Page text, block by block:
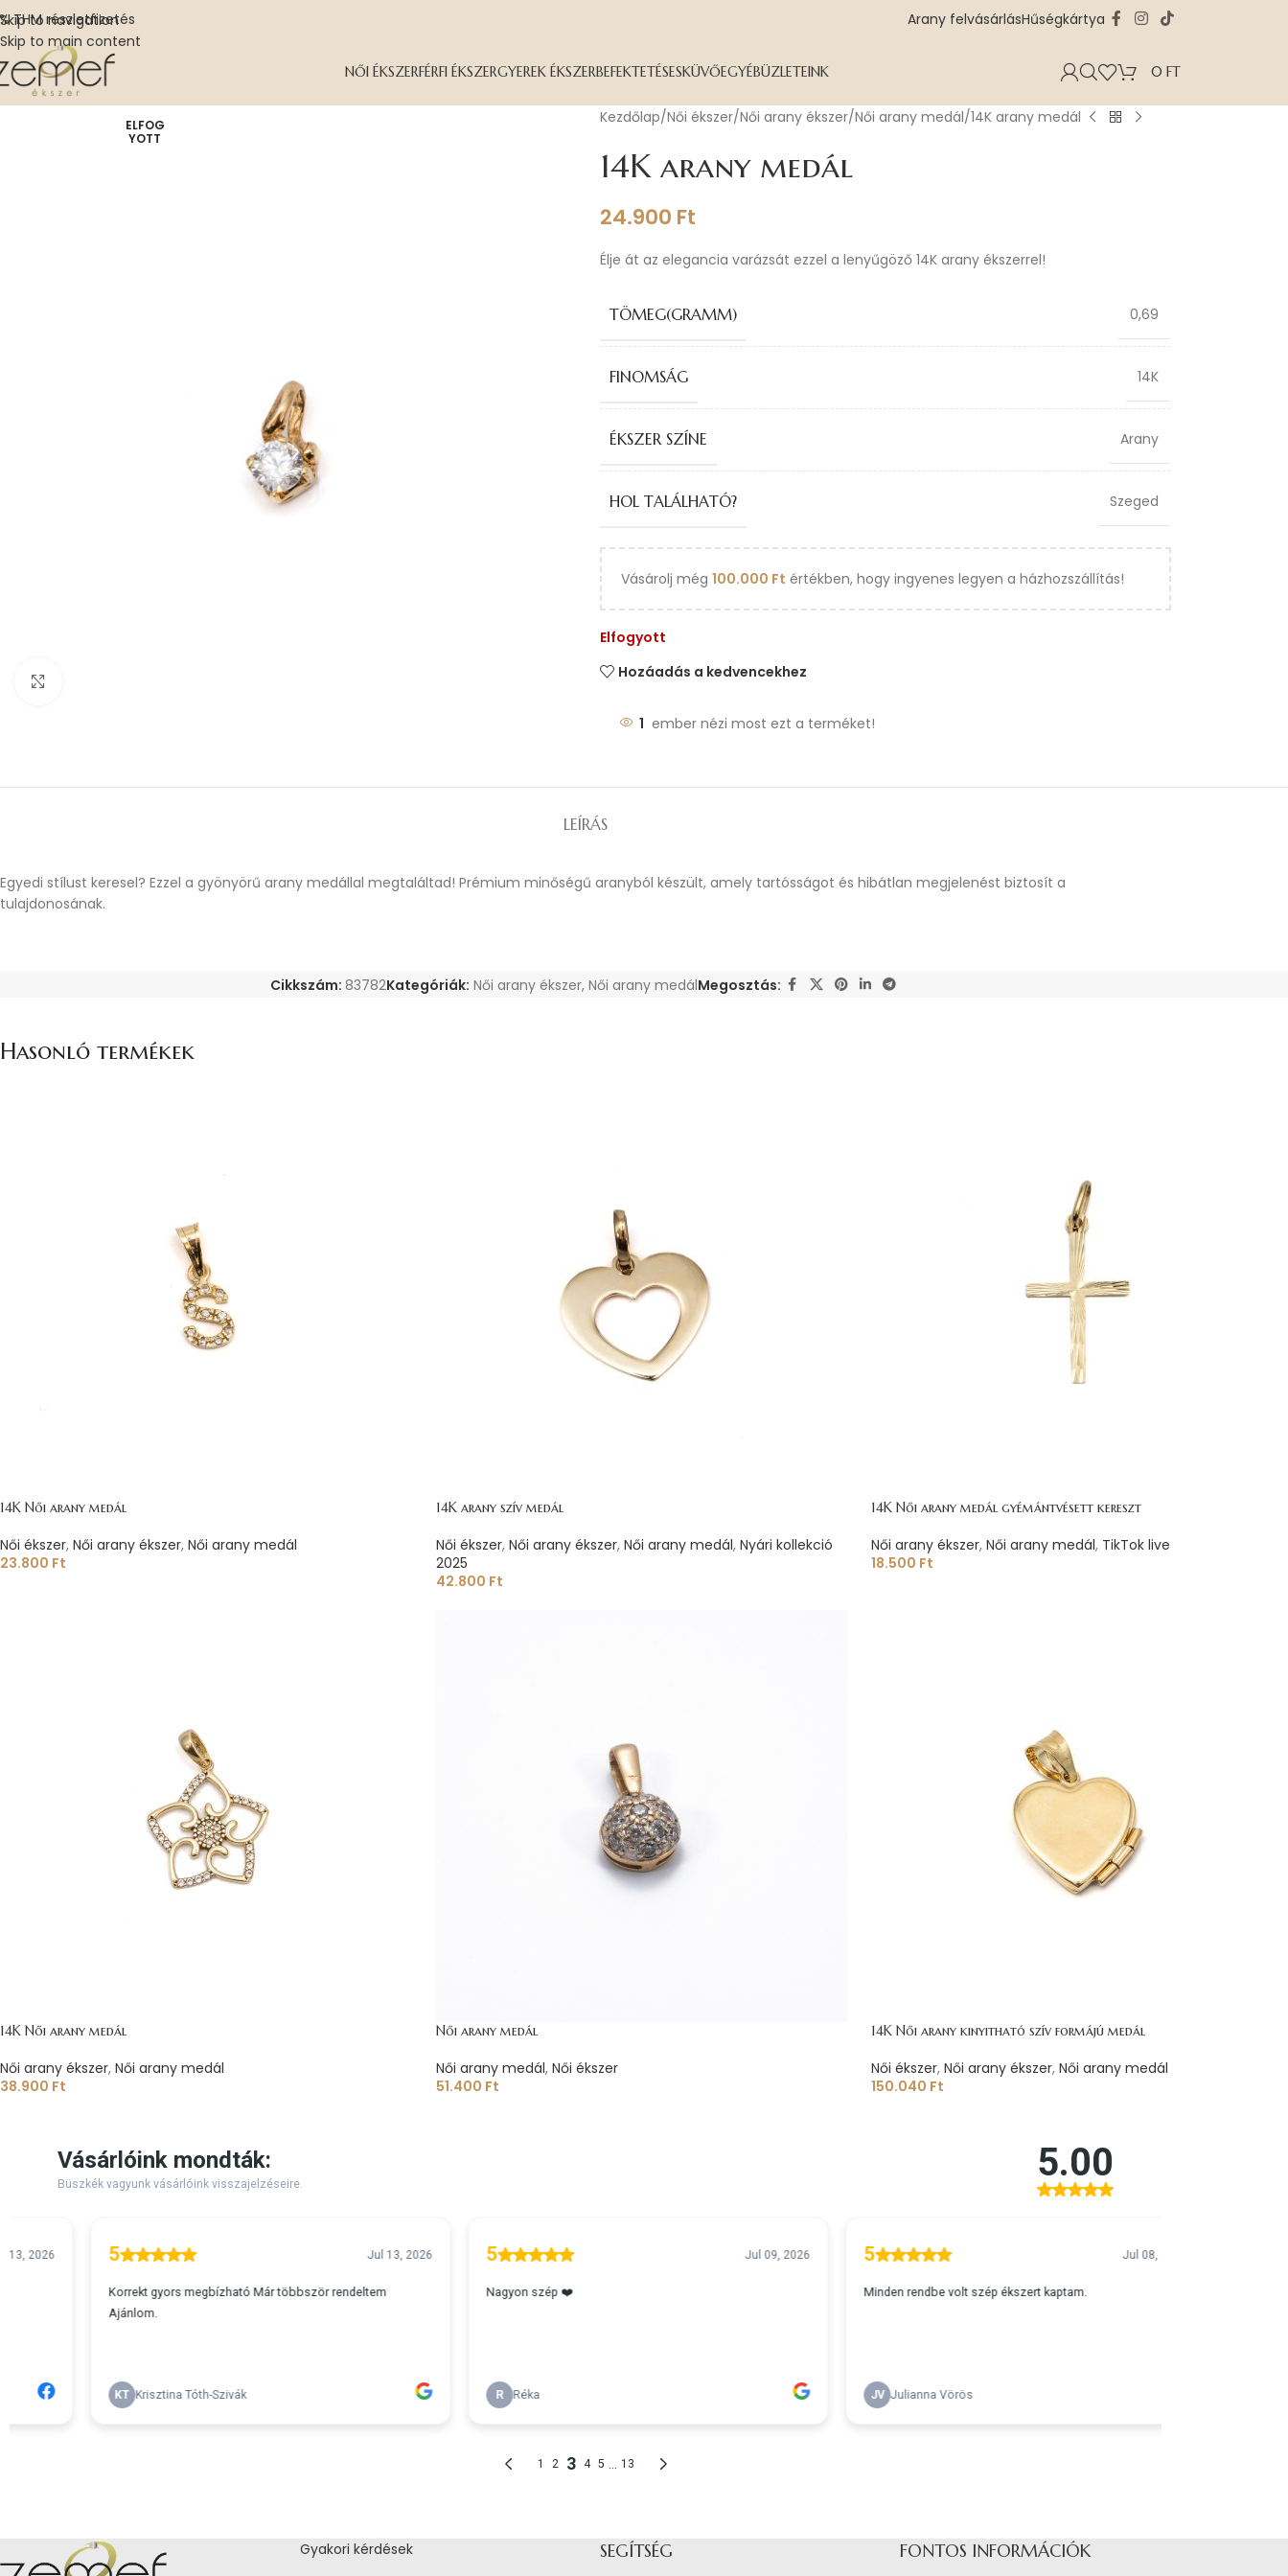
Skip to navigation
Skip to main content
THM részletfizetés Arany felvásárlásHűségkártya
NŐI ÉKSZERFÉRFI ÉKSZERGYEREK ÉKSZERBEFEKTETÉSESKÜVŐEGYÉBÜZLETEINK 0 FT
ELFOG
YOTT
Kezdőlap Női ékszer Női arany ékszer Női arany medál 14K arany medál
14K arany medál
24.900 Ft
Élje át az elegancia varázsát ezzel a lenyűgöző 14K arany ékszerrel!
TÖMEG(GRAMM) 0,69
FINOMSÁG 14K
ÉKSZER SZÍNE Arany
HOL TALÁLHATÓ? Szeged
Vásárolj még 100.000 Ft értékben, hogy ingyenes legyen a házhozszállítás!
Elfogyott
Hozáadás a kedvencekhez
1 ember nézi most ezt a terméket!
LEÍRÁS
Egyedi stílust keresel? Ezzel a gyönyörű arany medállal megtaláltad! Prémium minőségű aranyból készült, amely tartósságot és hibátlan megjelenést biztosít a
tulajdonosának.
Cikkszám: 83782Kategóriák: Női arany ékszer, Női arany medálMegosztás:
Hasonló termékek
14K Női arany medál
Női ékszer, Női arany ékszer, Női arany medál
23.800 Ft
14K arany szív medál
Női ékszer, Női arany ékszer, Női arany medál, Nyári kollekció
2025
42.800 Ft
14K Női arany medál gyémántvésett kereszt
Női arany ékszer, Női arany medál, TikTok live
18.500 Ft
14K Női arany medál
Női arany ékszer, Női arany medál
38.900 Ft
Női arany medál
Női arany medál, Női ékszer
51.400 Ft
14K Női arany kinyitható szív formájú medál
Női ékszer, Női arany ékszer, Női arany medál
150.040 Ft
Gyakori kérdések SEGÍTSÉG FONTOS INFORMÁCIÓK